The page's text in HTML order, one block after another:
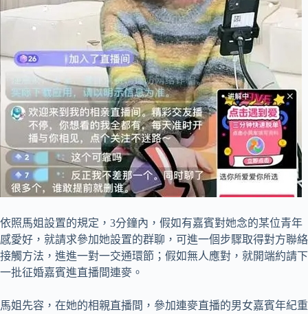
依照馬姐設置的規定，3分鐘內，假如有嘉賓對她念的某位青年
感愛好，就請求參加她設置的群聊，可進一個步驟取得對方聯絡
接觸方法，進進一對一交通環節；假如無人應對，就開端約請下
一批征婚嘉賓進直播間連麥。
馬姐先容，在她的相親直播間，參加連麥直播的男女嘉賓年紀重